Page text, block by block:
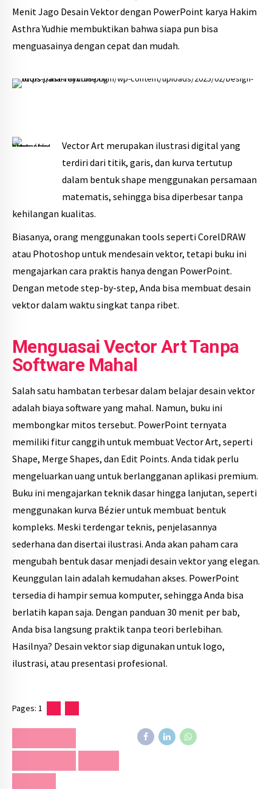
Menit Jago Desain Vektor dengan PowerPoint karya Hakim
Asthra Yudhie membuktikan bahwa siapa pun bisa
menguasainya dengan cepat dan mudah.
Vector Art merupakan ilustrasi digital yang
terdiri dari titik, garis, dan kurva tertutup
dalam bentuk shape menggunakan persamaan
matematis, sehingga bisa diperbesar tanpa
kehilangan kualitas.
Biasanya, orang menggunakan tools seperti CorelDRAW
atau Photoshop untuk mendesain vektor, tetapi buku ini
mengajarkan cara praktis hanya dengan PowerPoint.
Dengan metode step-by-step, Anda bisa membuat desain
vektor dalam waktu singkat tanpa ribet.
Menguasai Vector Art Tanpa
Software Mahal
Salah satu hambatan terbesar dalam belajar desain vektor
adalah biaya software yang mahal. Namun, buku ini
membongkar mitos tersebut. PowerPoint ternyata
memiliki fitur canggih untuk membuat Vector Art, seperti
Shape, Merge Shapes, dan Edit Points. Anda tidak perlu
mengeluarkan uang untuk berlangganan aplikasi premium.
Buku ini mengajarkan teknik dasar hingga lanjutan, seperti
menggunakan kurva Bézier untuk membuat bentuk
kompleks. Meski terdengar teknis, penjelasannya
sederhana dan disertai ilustrasi. Anda akan paham cara
mengubah bentuk dasar menjadi desain vektor yang elegan.
Keunggulan lain adalah kemudahan akses. PowerPoint
tersedia di hampir semua komputer, sehingga Anda bisa
berlatih kapan saja. Dengan panduan 30 menit per bab,
Anda bisa langsung praktik tanpa teori berlebihan.
Hasilnya? Desain vektor siap digunakan untuk logo,
ilustrasi, atau presentasi profesional.
Pages: 1